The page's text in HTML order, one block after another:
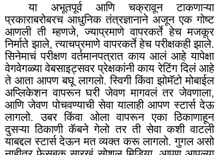
या अभूतपूर्व आणि चक्रावून टाकणाऱ्या
प्रकाराबरोबरच आधुनिक तंत्रज्ञानाने अजून एक गोष्ट
आणली ती म्हणजे, ज्याप्रमाणे वापरकर्ते हेच मजकूर
निर्माते झाले, त्याचप्रमाणे वापरकर्ते हेच परीक्षकही झाले.
सिनेमाचं परीक्षण वर्तमानपत्रात काय आलं आहे यापेक्षा
वेगवेगळ्या वेबसाइट्सवर प्रेक्षकांनी काय रेटिंग दिलं आहे
ते आता आपण बघू लागलो. स्विगी किंवा झोमॅटो मोबाईल
अप्लिकेशन वापरून घरी जेवण मागवलं तर जेवणाला,
आणि जेवण पोचवण्याची सेवा यालाही आपण स्टार्स देऊ
लागलो. उबर किंवा ओला वापरून एका ठिकाणाहून
दुसऱ्या ठिकाणी कॅबने गेलो तर ती सेवा कशी वाटली
याबद्दल स्टार्स देऊन मत व्यक्त करू लागलो. गुगल असो